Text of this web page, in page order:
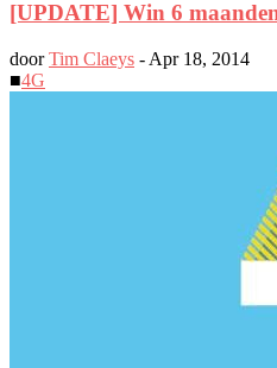
[UPDATE] Win 6
doorTim Claeys - Apr 18, 2014
■4G